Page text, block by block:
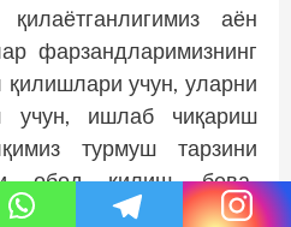
аён
фарзандларимизнинг
учун, уларни
учун, ишлаб чиқариш
турмуш тарзини
обод қилиш, бева-
бериш каби хайрли